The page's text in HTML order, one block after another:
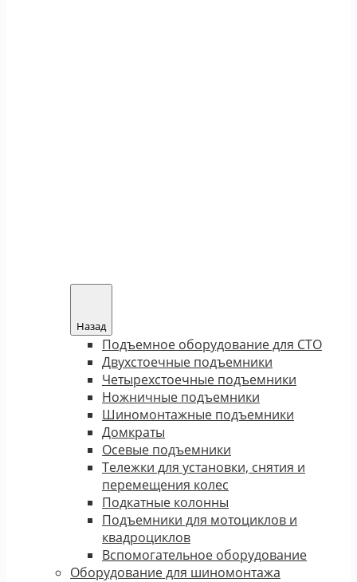
Назад
Подъемное оборудование для СТО
Двухстоечные подъемники
Четырехстоечные подъемники
Ножничные подъемники
Шиномонтажные подъемники
Домкраты
Осевые подъемники
Тележки для установки, снятия и
перемещения колес
Подкатные колонны
Подъемники для мотоциклов и
квадроциклов
Вспомогательное оборудование
Оборудование для шиномонтажа